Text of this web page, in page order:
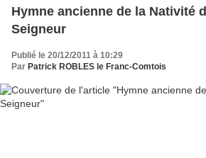
Hymne ancienne de la Nativité
Seigneur
Publié le 20/12/2011 à 10:29
Par Patrick ROBLES le Franc-Comtois